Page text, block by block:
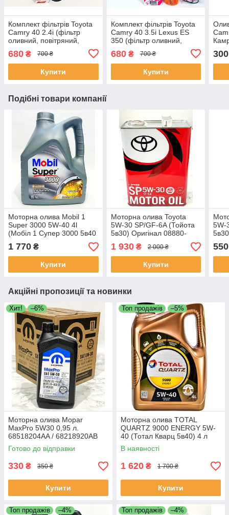
Комплект фільтрів Toyota
Camry 40 2.4i (фільтр
оливний, повітряний,
680 ₴ 700 ₴
Купити
Комплект фільтрів Toyota
Camry 40 3.5i Lexus ES
350 (фільтр оливний,
Тойота Камрі 40
680₴ 700 ₴
Купити
300
Подібні товари компанії
Моторна олива Mobil 1
Super 3000 5W-40 4l
(Мобіл 1 Супер 3000 5в40
4 л) 152566
1 770 ₴
Купити
Моторна олива Toyota
5W-30 SP/GF-6A (Тойота
5в30) Оригінал 08880-
13705 4 л
1 930₴ 2 000 ₴
Купити
5W-
550
Акційні пропозиції та новинки
Хит! –6%
Моторна олива Mopar
MaxPro 5W30 0,95 л.
68518204AA / 68218920AB
Готово до відправки
330 ₴ 350 ₴
Купити
Топ продажів –5%
Моторна олива TOTAL
QUARTZ 9000 ENERGY 5W-
40 (Тотал Кварц 5в40) 4 л
170323
В наявності
1 620 ₴ 1 700 ₴
Купити
Топ продажів –4% Топ продажів –4%